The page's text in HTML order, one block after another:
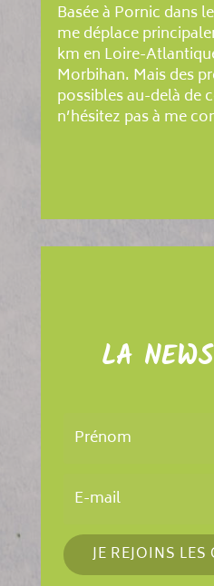
Basée à Pornic dans
me déplace
km en Loire-
Morbihan. Mais des
possibles au-delà de
n’hésitez pas à me
LA
JE REJOINS